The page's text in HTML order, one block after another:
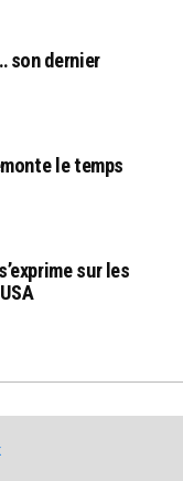
son dernier
le temps
sur les